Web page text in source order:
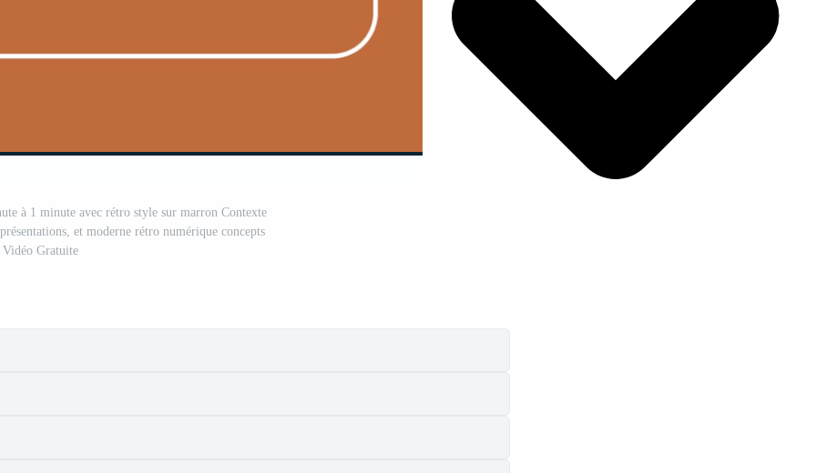
à 1 minute avec rétro style sur marron Contexte
et moderne rétro numérique concepts
Vidéo Gratuite